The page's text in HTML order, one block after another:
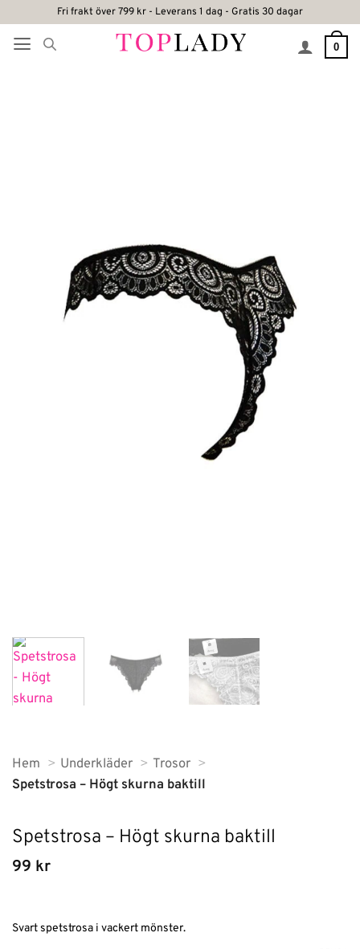
content
Fri frakt över 799 kr - Leverans 1 dag - Gratis 30 dagar
0
Hem Underkläder
Trosor
Spetstrosa – Högt skurna baktill
Spetstrosa – Högt skurna baktill
99 kr
Svart spetstrosa i vackert mönster.